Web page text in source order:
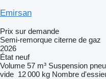
Emirsan
Prix sur demande
Semi-remorque citerne de gaz
2026
État neuf
Volume 57 m³ Suspension
vide 12 000 kg Nombre